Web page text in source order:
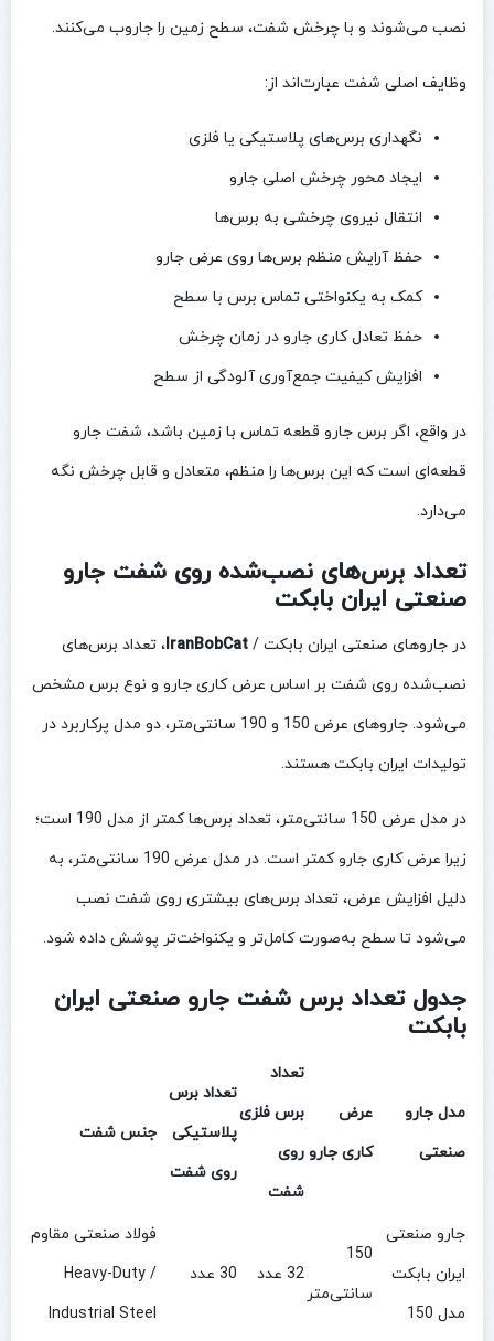
نصب می‌شوند و با چرخش شفت، سطح زمین را جاروب می‌کنند.
وظایف اصلی شفت عبارت‌اند از:
نگهداری برس‌های پلاستیکی یا فلزی
ایجاد محور چرخش اصلی جارو
انتقال نیروی چرخشی به برس‌ها
حفظ آرایش منظم برس‌ها روی عرض جارو
کمک به یکنواختی تماس برس با سطح
حفظ تعادل کاری جارو در زمان چرخش
افزایش کیفیت جمع‌آوری آلودگی از سطح
در واقع، اگر برس جارو قطعه تماس با زمین باشد، شفت جارو
قطعه‌ای است که این برس‌ها را منظم، متعادل و قابل چرخش نگه
می‌دارد.
تعداد برس‌های نصب‌شده روی شفت جارو
صنعتی ایران بابکت
در جاروهای صنعتی ایران بابکت / IranBobCat، تعداد برس‌های
نصب‌شده روی شفت بر اساس عرض کاری جارو و نوع برس مشخص
می‌شود. جاروهای عرض 150 و 190 سانتی‌متر، دو مدل پرکاربرد در
تولیدات ایران بابکت هستند.
در مدل عرض 150 سانتی‌متر، تعداد برس‌ها کمتر از مدل 190 است؛
زیرا عرض کاری جارو کمتر است. در مدل عرض 190 سانتی‌متر، به
دلیل افزایش عرض، تعداد برس‌های بیشتری روی شفت نصب
می‌شود تا سطح به‌صورت کامل‌تر و یکنواخت‌تر پوشش داده شود.
جدول تعداد برس شفت جارو صنعتی ایران
بابکت
مدل جارو
صنعتی
عرض
کاری جارو
تعداد
برس فلزی
روی
شفت
تعداد برس
پلاستیکی
روی شفت
جنس شفت
جارو صنعتی
ایران بابکت
مدل 150
150
سانتی‌متر
32 عدد 30 عدد
فولاد صنعتی مقاوم
/ Heavy-Duty
Industrial Steel